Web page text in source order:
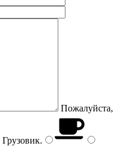
Пожалуйста,
Грузовик.